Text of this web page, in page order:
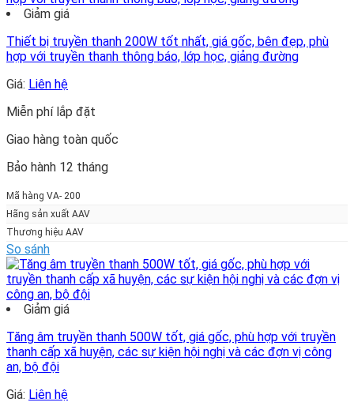
Giảm giá
Thiết bị truyền thanh 200W tốt nhất, giá gốc, bên đẹp, phù
hợp với truyền thanh thông báo, lớp học, giảng đường
Giá: Liên hệ
Miễn phí lắp đặt
Giao hàng toàn quốc
Bảo hành 12 tháng
Mã hàng VA- 200
Hãng sản xuất AAV
Thương hiệu AAV
So sánh
Giảm giá
Tăng âm truyền thanh 500W tốt, giá gốc, phù hợp với truyền
thanh cấp xã huyện, các sự kiện hội nghị và các đợn vị công
an, bộ đội
Giá: Liên hệ